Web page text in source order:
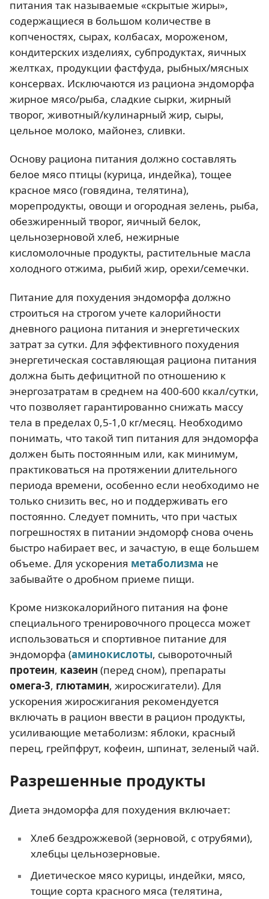
питания так называемые «скрытые жиры»,
содержащиеся в большом количестве в
копченостях, сырах, колбасах, мороженом,
кондитерских изделиях, субпродуктах, яичных
желтках, продукции фастфуда, рыбных/мясных
консервах. Исключаются из рациона эндоморфа
жирное мясо/рыба, сладкие сырки, жирный
творог, животный/кулинарный жир, сыры,
цельное молоко, майонез, сливки.
Основу рациона питания должно составлять
белое мясо птицы (курица, индейка), тощее
красное мясо (говядина, телятина),
морепродукты, овощи и огородная зелень, рыба,
обезжиренный творог, яичный белок,
цельнозерновой хлеб, нежирные
кисломолочные продукты, растительные масла
холодного отжима, рыбий жир, орехи/семечки.
Питание для похудения эндоморфа должно
строиться на строгом учете калорийности
дневного рациона питания и энергетических
затрат за сутки. Для эффективного похудения
энергетическая составляющая рациона питания
должна быть дефицитной по отношению к
энергозатратам в среднем на 400-600 ккал/сутки,
что позволяет гарантированно снижать массу
тела в пределах 0,5-1,0 кг/месяц. Необходимо
понимать, что такой тип питания для эндоморфа
должен быть постоянным или, как минимум,
практиковаться на протяжении длительного
периода времени, особенно если необходимо не
только снизить вес, но и поддерживать его
постоянно. Следует помнить, что при частых
погрешностях в питании эндоморф снова очень
быстро набирает вес, и зачастую, в еще большем
объеме. Для ускорения метаболизма не
забывайте о дробном приеме пищи.
Кроме низкокалорийного питания на фоне
специального тренировочного процесса может
использоваться и спортивное питание для
эндоморфа (аминокислоты, сывороточный
протеин, казеин (перед сном), препараты
омега-3, глютамин, жиросжигатели). Для
ускорения жиросжигания рекомендуется
включать в рацион ввести в рацион продукты,
усиливающие метаболизм: яблоки, красный
перец, грейпфрут, кофеин, шпинат, зеленый чай.
Разрешенные продукты
Диета эндоморфа для похудения включает:
Хлеб бездрожжевой (зерновой, с отрубями),
хлебцы цельнозерновые.
Диетическое мясо курицы, индейки, мясо,
тощие сорта красного мяса (телятина,